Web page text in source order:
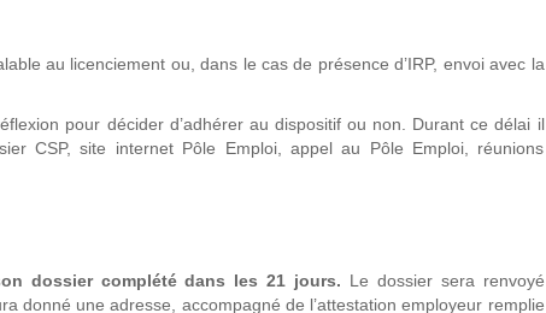
au licenciement ou, dans le cas de présence d’IRP, envoi avec la
pour décider d’adhérer au dispositif ou non. Durant ce délai il
CSP, site internet Pôle Emploi, appel au Pôle Emploi, réunions
dossier complété dans les 21 jours. Le dossier sera renvoyé
donné une adresse, accompagné de l’attestation employeur remplie